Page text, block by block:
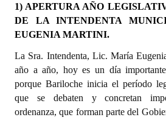
Dictámenes Asesoría Letrada
Actas de Sesión
Informes de Unidad Coordinadora
Ejecución Presupuestaria
Actas de Audiencias Públicas
1) APERTURA AÑO
DE LA INTENDENTA
EUGENIA MARTINI.
La Sra. Intendenta, Lic. María
año a año, hoy es un día
porque Bariloche inicia el período
que se debaten y concretan
ordenanza, que forman parte del